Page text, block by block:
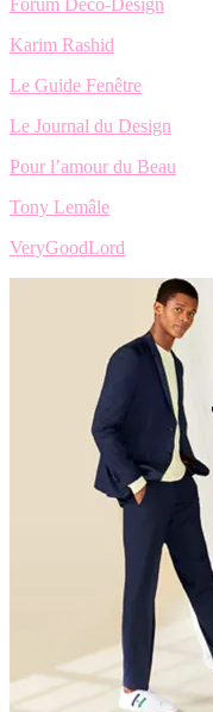
Forum Deco-Design
Karim Rashid
Le Guide Fenêtre
Le Journal du Design
Pour l’amour du Beau
Tony Lemâle
VeryGoodLord